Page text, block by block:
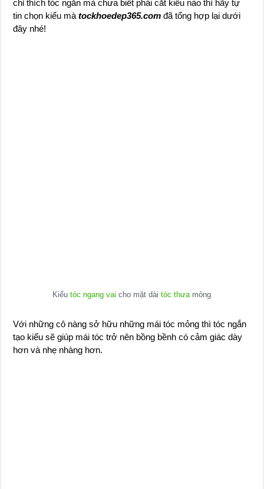
chỉ thích tóc ngắn mà chưa biết phải cắt kiểu nào thì hãy tự
tin chọn kiểu màtockhoedep365.comđã tổng hợp lại dưới
đây nhé!
Kiểutóc ngang vai cho mặt dàitóc thưa mỏng
Với những cô nàng sở hữu những mái tóc mỏng thì tóc ngắn
tạo kiểu sẽ giúp mái tóc trở nên bồng bềnh có cảm giác dày
hơn và nhẹ nhàng hơn.